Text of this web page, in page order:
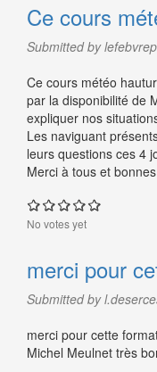
Ce cours
Submitted by
Ce cours météo
par la disponibilité de
expliquer nos
Les naviguant
leurs questions ces 4
Merci à tous et
No votes yet
merci pour
Submitted by
merci pour cette
Michel Meulnet très